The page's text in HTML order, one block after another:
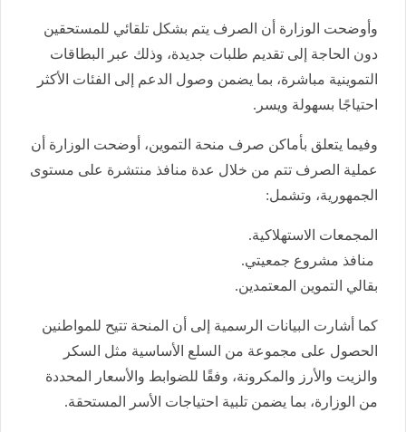
وأوضحت الوزارة أن الصرف يتم بشكل تلقائي للمستحقين
دون الحاجة إلى تقديم طلبات جديدة، وذلك عبر البطاقات
التموينية مباشرة، بما يضمن وصول الدعم إلى الفئات الأكثر
احتياجًا بسهولة ويسر.
وفيما يتعلق بأماكن صرف منحة التموين، أوضحت الوزارة أن
عملية الصرف تتم من خلال عدة منافذ منتشرة على مستوى
الجمهورية، وتشمل:
المجمعات الاستهلاكية.
منافذ مشروع جمعيتي.
بقالي التموين المعتمدين.
كما أشارت البيانات الرسمية إلى أن المنحة تتيح للمواطنين
الحصول على مجموعة من السلع الأساسية مثل السكر
والزيت والأرز والمكرونة، وفقًا للضوابط والأسعار المحددة
من الوزارة، بما يضمن تلبية احتياجات الأسر المستحقة.